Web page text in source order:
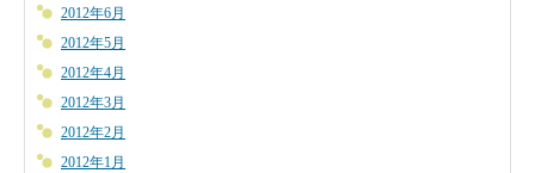
2012年6月
2012年5月
2012年4月
2012年3月
2012年2月
2012年1月